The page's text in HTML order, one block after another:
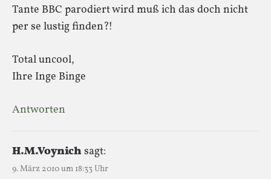
Tante BBC parodiert wird muß ich das doch nicht
per se lustig finden?!
Total uncool,
Ihre Inge Binge
Antworten
H.M.Voynich sagt:
9. März 2010 um 18:33 Uhr